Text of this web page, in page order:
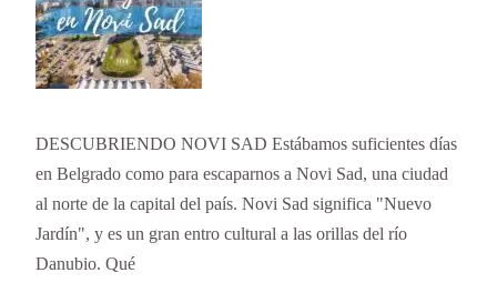
DESCUBRIENDO NOVI SAD Estábamos suficientes días
en Belgrado como para escaparnos a Novi Sad, una ciudad
al norte de la capital del país. Novi Sad significa "Nuevo
Jardín", y es un gran entro cultural a las orillas del río
Danubio. Qué